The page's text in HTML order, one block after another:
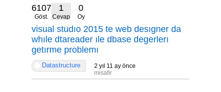
6107
Göst.
1
Cevap
0
Oy
visual studıo 2015 te web desıgner da
whıle dtareader ıle dbase degerlerı
getırme problemı
Datastructure
2 yıl 11 ay önce
misafir